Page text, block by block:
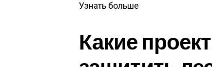
Узнать больше
Какие